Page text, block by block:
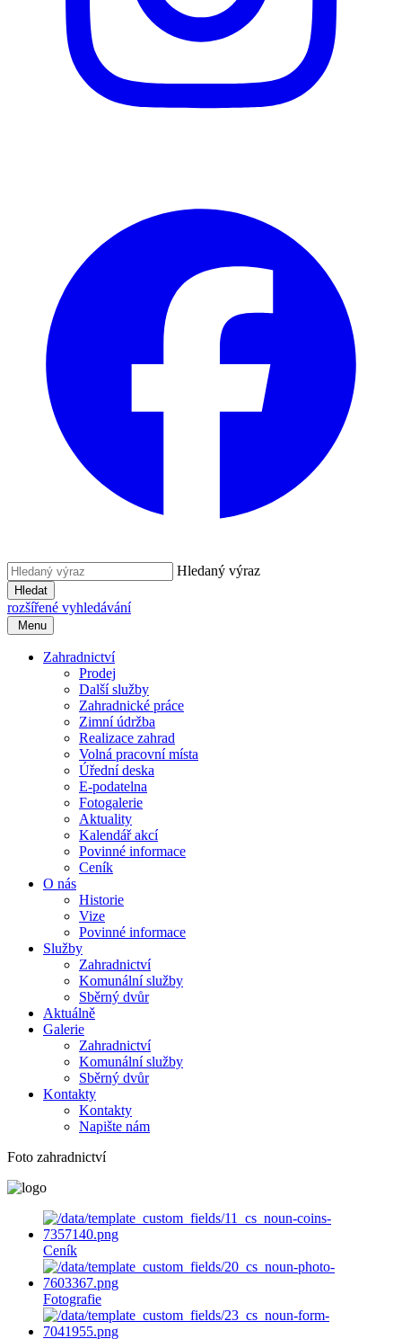
Hledaný výraz
Hledat
rozšířené vyhledávání
Menu
Zahradnictví
Prodej
Další služby
Zahradnické práce
Zimní údržba
Realizace zahrad
Volná pracovní místa
Úřední deska
E-podatelna
Fotogalerie
Aktuality
Kalendář akcí
Povinné informace
Ceník
O nás
Historie
Vize
Povinné informace
Služby
Zahradnictví
Komunální služby
Sběrný dvůr
Aktuálně
Galerie
Zahradnictví
Komunální služby
Sběrný dvůr
Kontakty
Kontakty
Napište nám
Foto zahradnictví
Ceník
Fotografie